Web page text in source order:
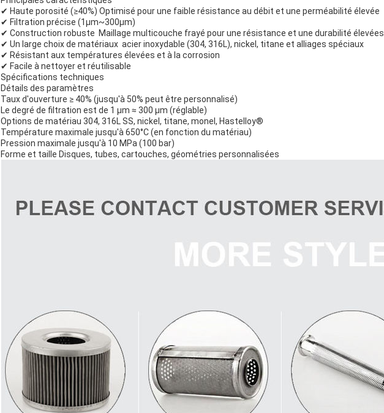
✔ Haute porosité (≥40%) Optimisé pour une faible résistance au débit et une perméabilité élevée
✔ Filtration précise (1μm~300μm)
✔ Construction robuste ️ Maillage multicouche frayé pour une résistance et une durabilité élevées
✔ Un large choix de matériaux ️ acier inoxydable (304, 316L), nickel, titane et alliages spéciaux
✔ Résistant aux températures élevées et à la corrosion
✔ Facile à nettoyer et réutilisable
Spécifications techniques
Détails des paramètres
Taux d'ouverture ≥ 40% (jusqu'à 50% peut être personnalisé)
Le degré de filtration est de 1 μm ≈ 300 μm (réglable)
Options de matériau 304, 316L SS, nickel, titane, monel, Hastelloy®
Température maximale jusqu'à 650°C (en fonction du matériau)
Pression maximale jusqu'à 10 MPa (100 bar)
Forme et taille Disques, tubes, cartouches, géométries personnalisées